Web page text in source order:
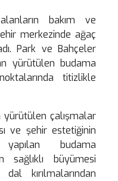
bakım ve
merkezinde ağaç
Park ve Bahçeler
yürütülen budama
titizlikle
yürütülen çalışmalar
ve şehir estetiğinin
budama
sağlıklı büyümesi
kırılmalarından